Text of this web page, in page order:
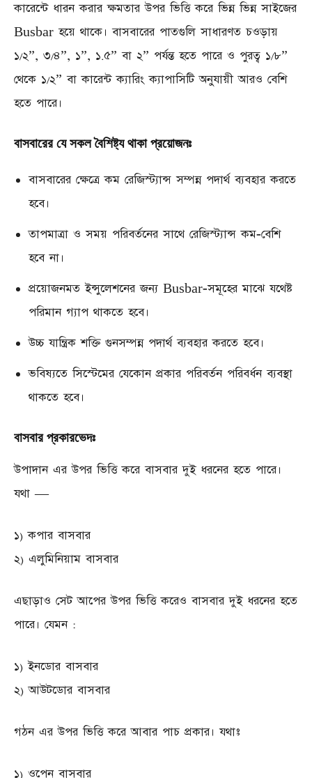
কারেন্টে ধারন করার ক্ষমতার উপর ভিত্তি করে ভিন্ন ভিন্ন সাইজের
Busbar হয়ে থাকে। বাসবারের পাতগুলি সাধারণত চওড়ায়
১/২”, ৩/৪”, ১”, ১.৫” বা ২” পর্যন্ত হতে পারে ও পুরত্ব ১/৮”
থেকে ১/২” বা কারেন্ট ক্যারিং ক্যাপাসিটি অনুযায়ী আরও বেশি
হতে পারে।
বাসবারের যে সকল বৈশিষ্ট্য থাকা প্রয়োজনঃ
বাসবারের ক্ষেত্রে কম রেজিস্ট্যান্স সম্পন্ন পদার্থ ব্যবহার করতে
হবে।
তাপমাত্রা ও সময় পরিবর্তনের সাথে রেজিস্ট্যান্স কম-বেশি
হবে না।
প্রয়োজনমত ইন্সুলেশনের জন্য Busbar-সমূহের মাঝে যথেষ্ট
পরিমান গ্যাপ থাকতে হবে।
উচ্চ যান্ত্রিক শক্তি গুনসম্পন্ন পদার্থ ব্যবহার করতে হবে।
ভবিষ্যতে সিস্টেমের যেকোন প্রকার পরিবর্তন পরিবর্ধন ব্যবস্থা
থাকতে হবে।
বাসবার প্রকারভেদঃ
উপাদান এর উপর ভিত্তি করে বাসবার দুই ধরনের হতে পারে।
যথা —
১) কপার বাসবার
২) এলুমিনিয়াম বাসবার
এছাড়াও সেট আপের উপর ভিত্তি করেও বাসবার দুই ধরনের হতে
পারে। যেমন :
১) ইনডোর বাসবার
২) আউটডোর বাসবার
গঠন এর উপর ভিত্তি করে আবার পাচ প্রকার। যথাঃ
১) ওপেন বাসবার